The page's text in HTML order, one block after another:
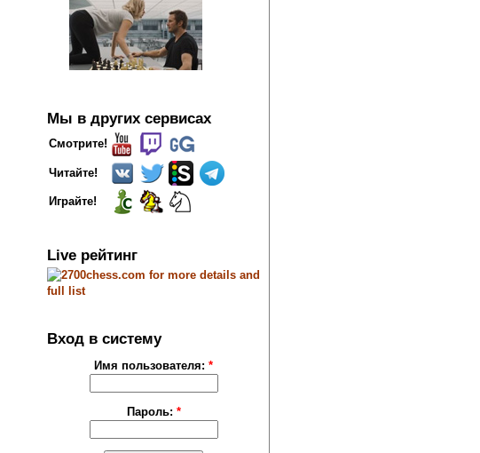
Мы в других сервисах
Смотрите!
Читайте!
Играйте!
Live рейтинг
Вход в систему
Имя пользователя:*
Пароль: *